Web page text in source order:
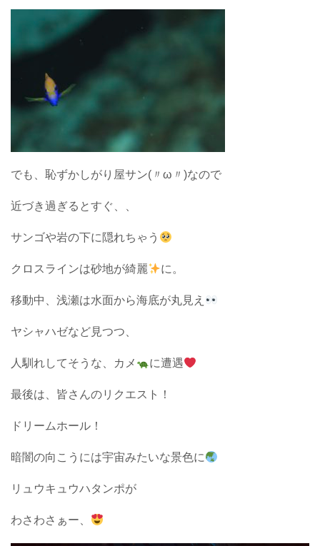
でも、恥ずかしがり屋サン(〃ω〃)なので
近づき過ぎるとすぐ、、
サンゴや岩の下に隠れちゃう
クロスラインは砂地が綺麗 に。
移動中、浅瀬は水面から海底が丸見え
ヤシャハゼなど見つつ、
人馴れしてそうな、カメ に遭遇
最後は、皆さんのリクエスト！
ドリームホール！
暗闇の向こうには宇宙みたいな景色に
リュウキュウハタンポが
わさわさぁー、